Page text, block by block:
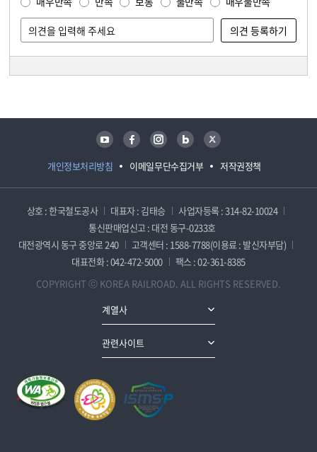
개인정보처리방침 이메일무단수집거부 저작권정책
유튜브 페이스북 인스타그램 블로그 트위터
상호 : 한국철도공사 대표자 : 김태승
사업자등록 : 314-82-10024
통신판매업신고 : 대전 동구-0233호
대전광역시 동구 중앙로 240
고객센터 : 1588-7788(이용료 : 발신자부담)
대표전화 : 042-472-5000
팩스 : 02-361-8385
COPYRIGHT ⓒ KOREA RAILROAD. ALL RIGHTS RESERVED.
계열사
관련사이트